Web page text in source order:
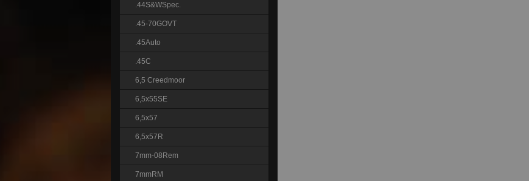
.44S&WSpec.
.45-70GOVT
.45Auto
.45C
6,5 Creedmoor
6,5x55SE
6,5x57
6,5x57R
7mm-08Rem
7mmRM